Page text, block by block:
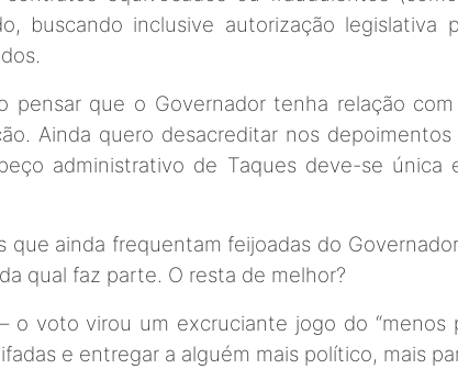
buscando inclusive autorização legislativa
pensar que o Governador tenha relação
Ainda quero desacreditar nos
administrativo de Taques deve-se única
que ainda frequentam feijoadas do
qual faz parte. O resta de melhor?
o voto virou um excruciante jogo do “menos
e entregar a alguém mais político, mais